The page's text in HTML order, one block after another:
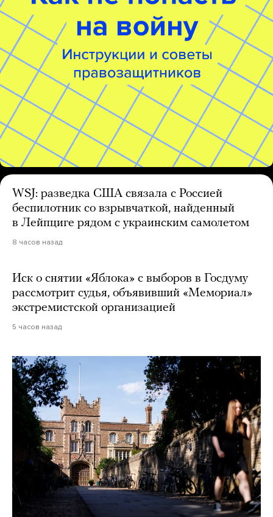
WSJ: разведка США связала с Россией
беспилотник со взрывчаткой, найденный
в Лейпциге рядом с украинским самолетом
8 часов назад
Иск о снятии «Яблока» с выборов в Госдуму
рассмотрит судья, объявивший «Мемориал»
экстремистской организацией
5 часов назад